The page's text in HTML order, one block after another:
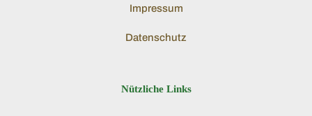
Impressum
Datenschutz
Nützliche Links